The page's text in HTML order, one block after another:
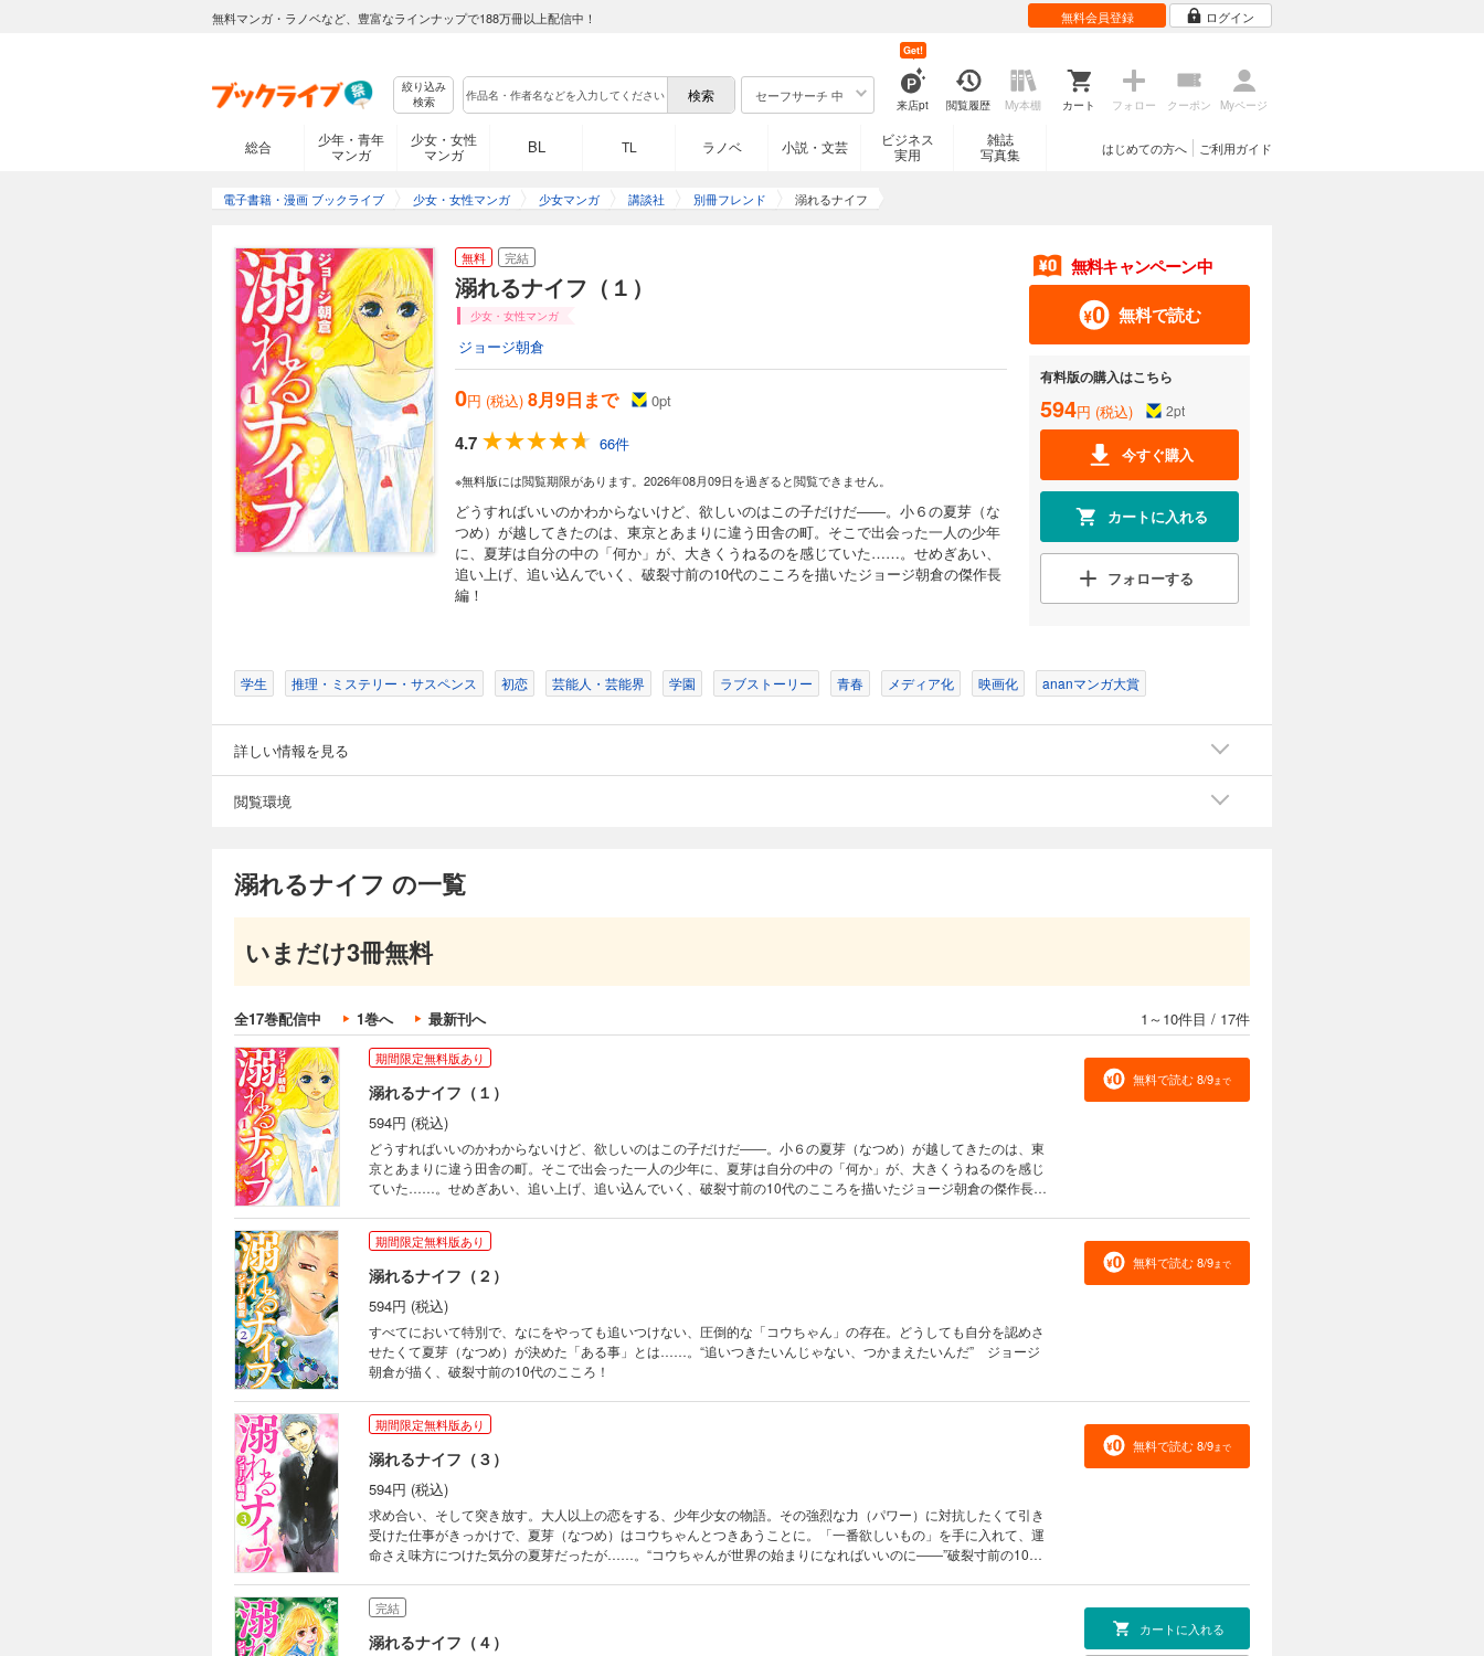
無料マンガ・ラノベなど、豊富なラインナップで188万冊以上配信中！ 無料会員登録 ログイン
絞り込み
検索
セーフサーチ 中
来店pt
Get!
閲覧履歴 My本棚 カート フォロー クーポン Myページ
総合
少年・青年
マンガ
少女・女性
マンガ
BL TL ラノベ 小説・文芸
ビジネス
実用
雑誌
写真集
ご利用ガイド
はじめての方へ
電子書籍・漫画 ブックライブ 少女・女性マンガ 少女マンガ 講談社 別冊フレンド 溺れるナイフ
無料 完結
溺れるナイフ（１）
少女・女性マンガ
ジョージ朝倉
0円 (税込) 8月9日まで 0pt
4.7 66件
※無料版には閲覧期限があります。2026年08月09日を過ぎると閲覧できません。
どうすればいいのかわからないけど、欲しいのはこの子だけだ――。小６の夏芽（な
つめ）が越してきたのは、東京とあまりに違う田舎の町。そこで出会った一人の少年
に、夏芽は自分の中の「何か」が、大きくうねるのを感じていた……。せめぎあい、
追い上げ、追い込んでいく、破裂寸前の10代のこころを描いたジョージ朝倉の傑作長
編！
無料キャンペーン中
無料で読む
有料版の購入はこちら
594円 (税込) 2pt
今すぐ購入
カートに入れる
フォローする
学生 推理・ミステリー・サスペンス 初恋 芸能人・芸能界 学園 ラブストーリー 青春 メディア化 映画化 ananマンガ大賞
詳しい情報を見る
閲覧環境
溺れるナイフ の一覧
いまだけ3冊無料
全17巻配信中 1巻へ 最新刊へ 1～10件目 / 17件
期間限定無料版あり
溺れるナイフ（１）
594円 (税込)
どうすればいいのかわからないけど、欲しいのはこの子だけだ――。小６の夏芽（なつめ）が越してきたのは、東
京とあまりに違う田舎の町。そこで出会った一人の少年に、夏芽は自分の中の「何か」が、大きくうねるのを感じ
ていた……。せめぎあい、追い上げ、追い込んでいく、破裂寸前の10代のこころを描いたジョージ朝倉の傑作長
無料で読む 8/9まで
期間限定無料版あり
溺れるナイフ（２）
594円 (税込)
すべてにおいて特別で、なにをやっても追いつけない、圧倒的な「コウちゃん」の存在。どうしても自分を認めさ
せたくて夏芽（なつめ）が決めた「ある事」とは……。“追いつきたいんじゃない、つかまえたいんだ” ジョージ
朝倉が描く、破裂寸前の10代のこころ！
無料で読む 8/9まで
期間限定無料版あり
溺れるナイフ（３）
594円 (税込)
求め合い、そして突き放す。大人以上の恋をする、少年少女の物語。その強烈な力（パワー）に対抗したくて引き
受けた仕事がきっかけで、夏芽（なつめ）はコウちゃんとつきあうことに。「一番欲しいもの」を手に入れて、運
命さえ味方につけた気分の夏芽だったが……。“コウちゃんが世界の始まりになればいいのに――”破裂寸前の10代
無料で読む 8/9まで
完結
溺れるナイフ（４）
カートに入れる